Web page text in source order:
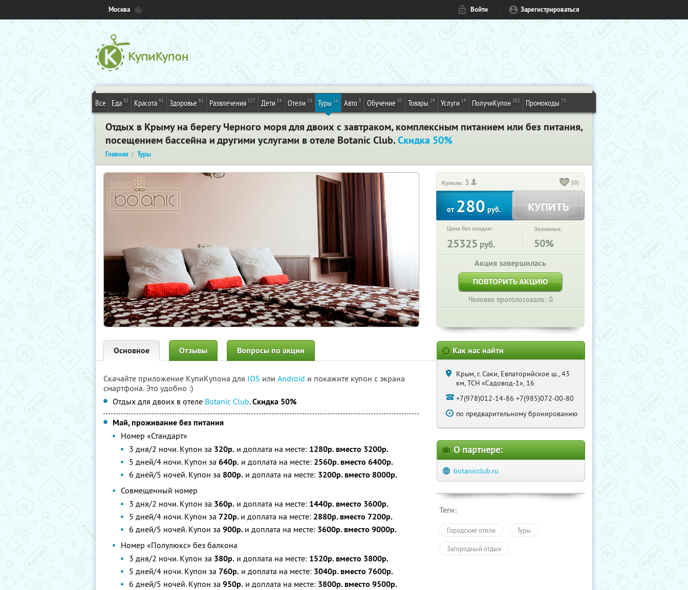
Москва Войти Зарегистрироваться
Все Еда 32 Красота 91 Здоровье 81 Развлечения 127 Дети 54 Отели 20 Туры 16 Авто 8 Обучение 47 Товары 29 Услуги 19 ПолучиКупон 202 Промокоды 73
Отдых в Крыму на берегу Черного моря для двоих с завтраком, комплексным питанием или без питания,
посещением бассейна и другими услугами в отеле Botanic Club.Скидка 50%
Главная Туры
Купили: 3 (0)
от280руб. КУПИТЬ
Цена без скидки:
25325 руб.
Экономия:
50%
Акция завершилась
ПОВТОРИТЬ АКЦИЮ
Человек проголосовало: 0
Основное Отзывы Вопросы по акции
Скачайте приложение КупиКупона для IOS или Android и покажите купон с экрана
смартфона. Это удобно :)
Отдых для двоих в отеле Botanic Club.Скидка 50%
Май, проживание без питания
Номер «Стандарт»
3 дня/2 ночи. Купон за 320р. и доплата на месте: 1280р. вместо 3200р.
5 дней/4 ночи. Купон за 640р. и доплата на месте: 2560р. вместо 6400р.
6 дней/5 ночей. Купон за 800р. и доплата на месте: 3200р. вместо 8000р.
Совмещенный номер
3 дня/2 ночи. Купон за 360р. и доплата на месте: 1440р. вместо 3600р.
5 дней/4 ночи. Купон за 720р. и доплата на месте: 2880р. вместо 7200р.
6 дней/5 ночей. Купон за 900р. и доплата на месте: 3600р. вместо 9000р.
Номер «Полулюкс» без балкона
3 дня/2 ночи. Купон за 380р. и доплата на месте: 1520р. вместо 3800р.
5 дней/4 ночи. Купон за 760р. и доплата на месте: 3040р. вместо 7600р.
6 дней/5 ночей. Купон за 950р. и доплата на месте: 3800р. вместо 9500р.
Как нас найти
Крым, г. Саки, Евпаторийское ш., 43
км, ТСН «Садовод-1», 16
+7(978)012-14-86 +7(985)072-00-80
по предварительному бронированию
О партнере:
botanicclub.ru
Теги:
Городские отели Туры
Загородный отдых